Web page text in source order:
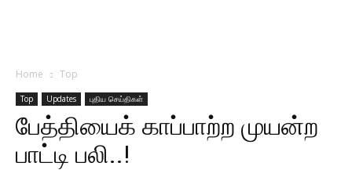
Home Top
Top Updates புதிய செய்திகள்
பேத்தியைக் காப்பாற்ற முயன்ற
பாட்டி பலி..!